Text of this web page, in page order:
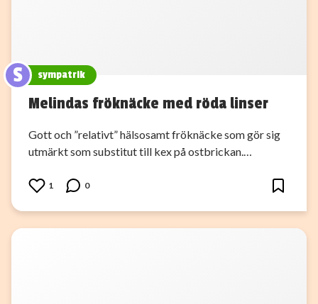
S sympatrik
Melindas fröknäcke med röda linser
Gott och ”relativt” hälsosamt fröknäcke som gör sig
utmärkt som substitut till kex på ostbrickan.…
1 0